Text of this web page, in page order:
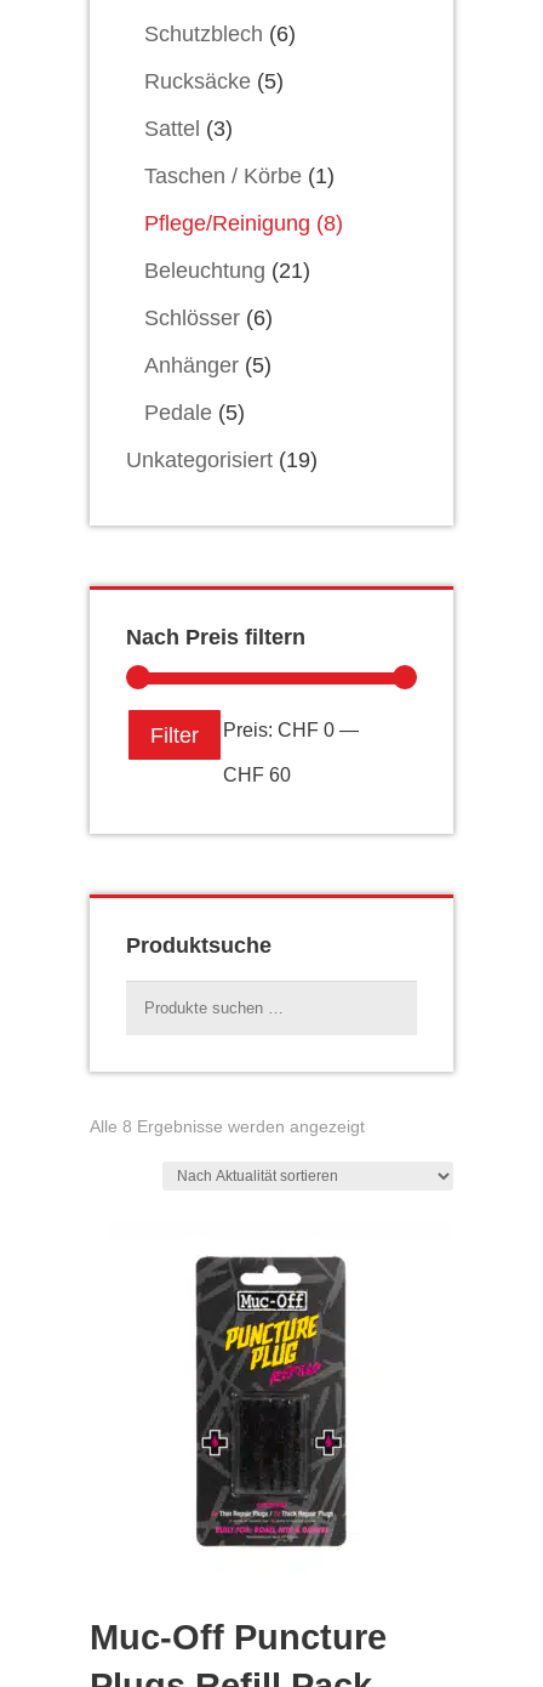
Schutzblech (6)
Rucksäcke (5)
Sattel (3)
Taschen / Körbe (1)
Pflege/Reinigung (8)
Beleuchtung (21)
Schlösser (6)
Anhänger (5)
Pedale (5)
Unkategorisiert (19)
Nach Preis filtern
Min.
Max.Filter Preis:CHF 0 —
CHF 60
Produktsuche
Suchen
Alle 8 Ergebnisse werden angezeigtNach
Muc-Off Puncture